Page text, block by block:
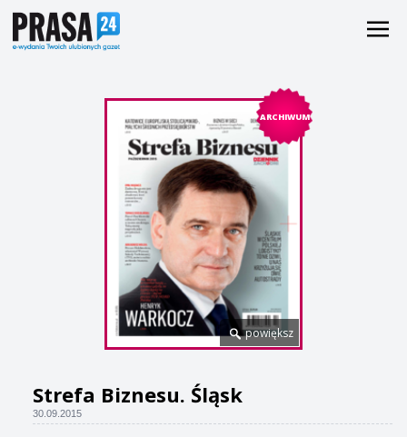
ARCHIWUM
powiększ
Strefa Biznesu. Śląsk
30.09.2015